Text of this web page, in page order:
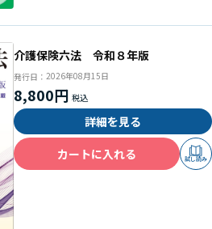
介護保険六法 令和８年版
発行日： 2026年08月15日
8,800円
詳細を見る
カートに入れる
試し読み